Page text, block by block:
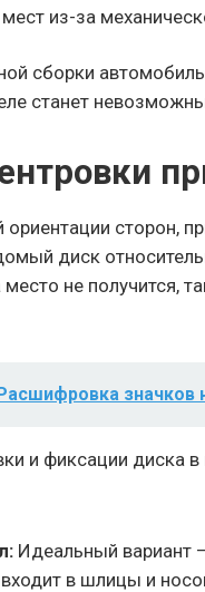
из-за
сборки
станет
сторон,
диск
не получится,
значков
и фиксации диска
Идеальный вариант
в шлицы и